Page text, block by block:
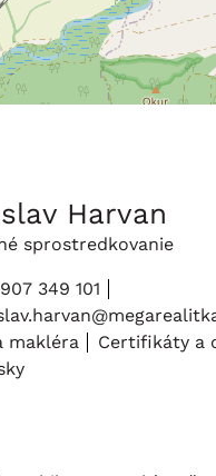
Harvan
sprostredkovanie
349 101
makléra
Certifikáty a